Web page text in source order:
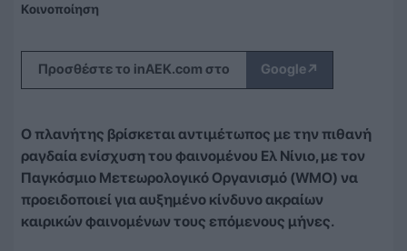
Κοινοποίηση
Προσθέστε το inAEK.com στο Google↗
Ο πλανήτης βρίσκεται αντιμέτωπος με την πιθανή
ραγδαία ενίσχυση του φαινομένου Ελ Νίνιο, με τον
Παγκόσμιο Μετεωρολογικό Οργανισμό (WMO) να
προειδοποιεί για αυξημένο κίνδυνο ακραίων
καιρικών φαινομένων τους επόμενους μήνες.